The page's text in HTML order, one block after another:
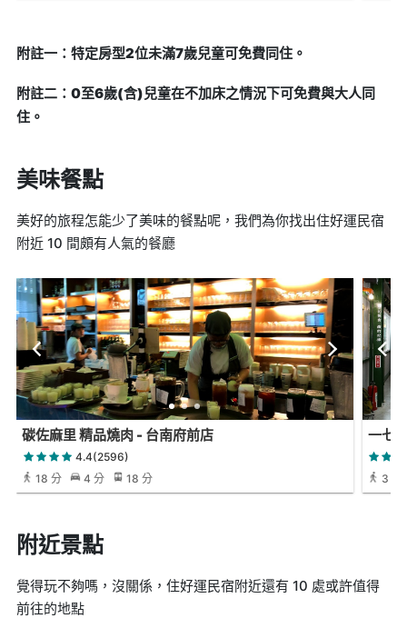
附註一：特定房型2位未滿7歲兒童可免費同住。
附註二：0至6歲(含)兒童在不加床之情況下可免費與大人同
住。
美味餐點
美好的旅程怎能少了美味的餐點呢，我們為你找出住好運民宿
附近 10 間頗有人氣的餐廳
碳佐麻里 精品燒肉 - 台南府前店
4.4(2596)
18 分
4 分 18 分
一七
3 分
附近景點
覺得玩不夠嗎，沒關係，住好運民宿附近還有 10 處或許值得
前往的地點